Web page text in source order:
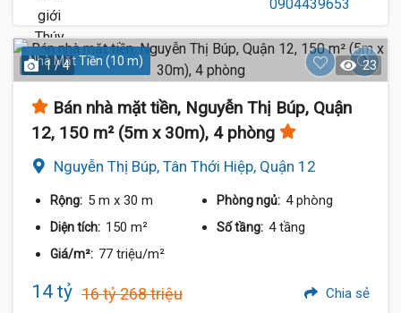
Nhà Mặt Tiền (10 m)
1 / 4 23
Bán nhà mặt tiền, Nguyễn Thị Búp, Quận
12, 150 m² (5m x 30m), 4 phòng
Nguyễn Thị Búp, Tân Thới Hiệp, Quận 12
Rộng: 5 m x 30 m Phòng ngủ: 4 phòng
Diện tích: 150 m² Số tầng: 4 tầng
Giá/m²: 77 triệu/m²
14 tỷ 16 tỷ 268 triệu Chia sẻ